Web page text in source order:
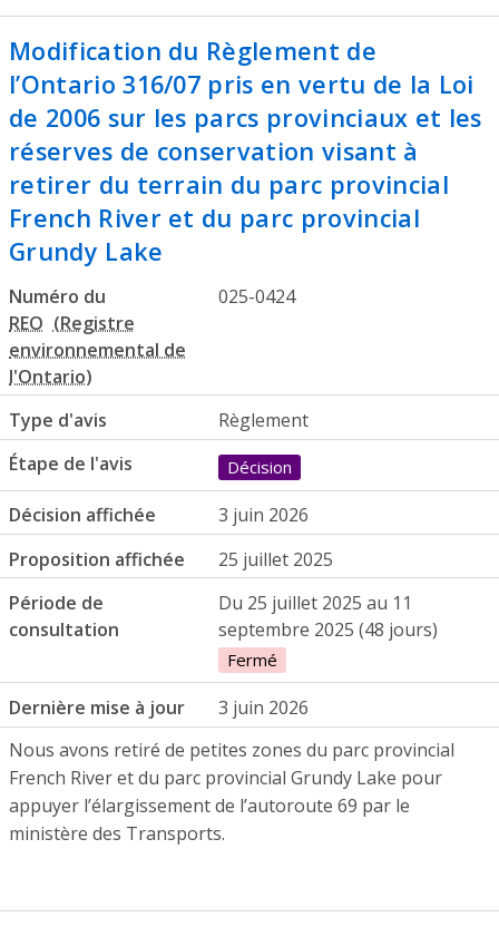
Modification du Règlement de
l’Ontario 316/07 pris en vertu de la Loi
de 2006 sur les parcs provinciaux et les
réserves de conservation visant à
retirer du terrain du parc provincial
French River et du parc provincial
Grundy Lake
Numéro du
REO
025-0424
Type d'avis
Règlement
Étape de l'avis
Décision
Décision affichée
3 juin 2026
Proposition affichée
25 juillet 2025
Période de
consultation
Du 25 juillet 2025 au 11
septembre 2025 (48 jours)
Fermé
Dernière mise à jour
3 juin 2026
Nous avons retiré de petites zones du parc provincial
French River et du parc provincial Grundy Lake pour
appuyer l’élargissement de l’autoroute 69 par le
ministère des Transports.